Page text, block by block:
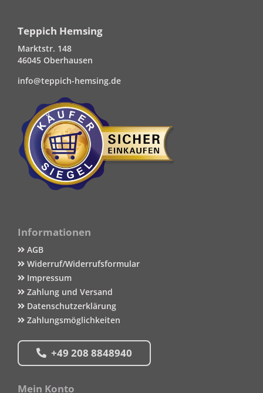
Teppich Hemsing
Marktstr. 148
46045 Oberhausen
info@teppich-hemsing.de
Informationen
AGB
Widerruf/Widerrufsformular
Impressum
Zahlung und Versand
Datenschutzerklärung
Zahlungsmöglichkeiten
+49 208 8848940
Mein Konto